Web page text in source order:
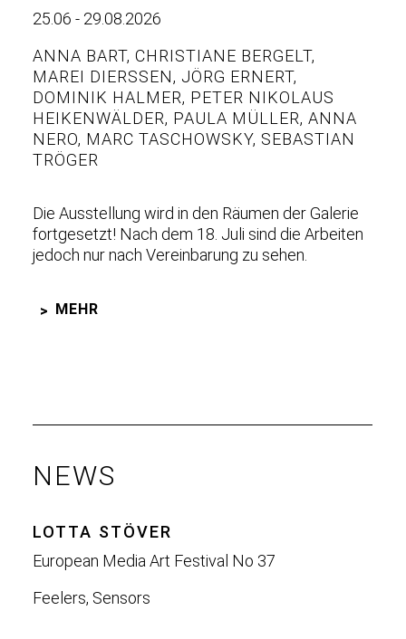
25.06 - 29.08.2026
ANNA BART, CHRISTIANE BERGELT,
MAREI DIERSSEN
, JÖRG ERNERT,
DOMINIK HALMER, PETER NIKOLAUS
HEIKENWÄLDER, PAULA MÜLLER, ANNA
NERO, MARC TASCHOWSKY, SEBASTIAN
TRÖGER
Die Ausstellung wird in den Räumen der Galerie
fortgesetzt! Nach dem 18. Juli sind die Arbeiten
jedoch nur nach Vereinbarung zu sehen.
MEHR
NEWS
LOTTA STÖVER
European Media Art Festival No 37
Feelers, Sensors